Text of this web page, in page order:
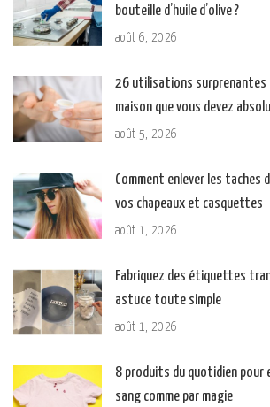
bouteille d’huile d’olive ?
août 6, 2026
26 utilisations surprenantes
maison que vous devez
août 5, 2026
Comment enlever les taches
vos chapeaux et casquettes
août 1, 2026
Fabriquez des étiquettes
astuce toute simple
août 1, 2026
8 produits du quotidien pour
sang comme par magie